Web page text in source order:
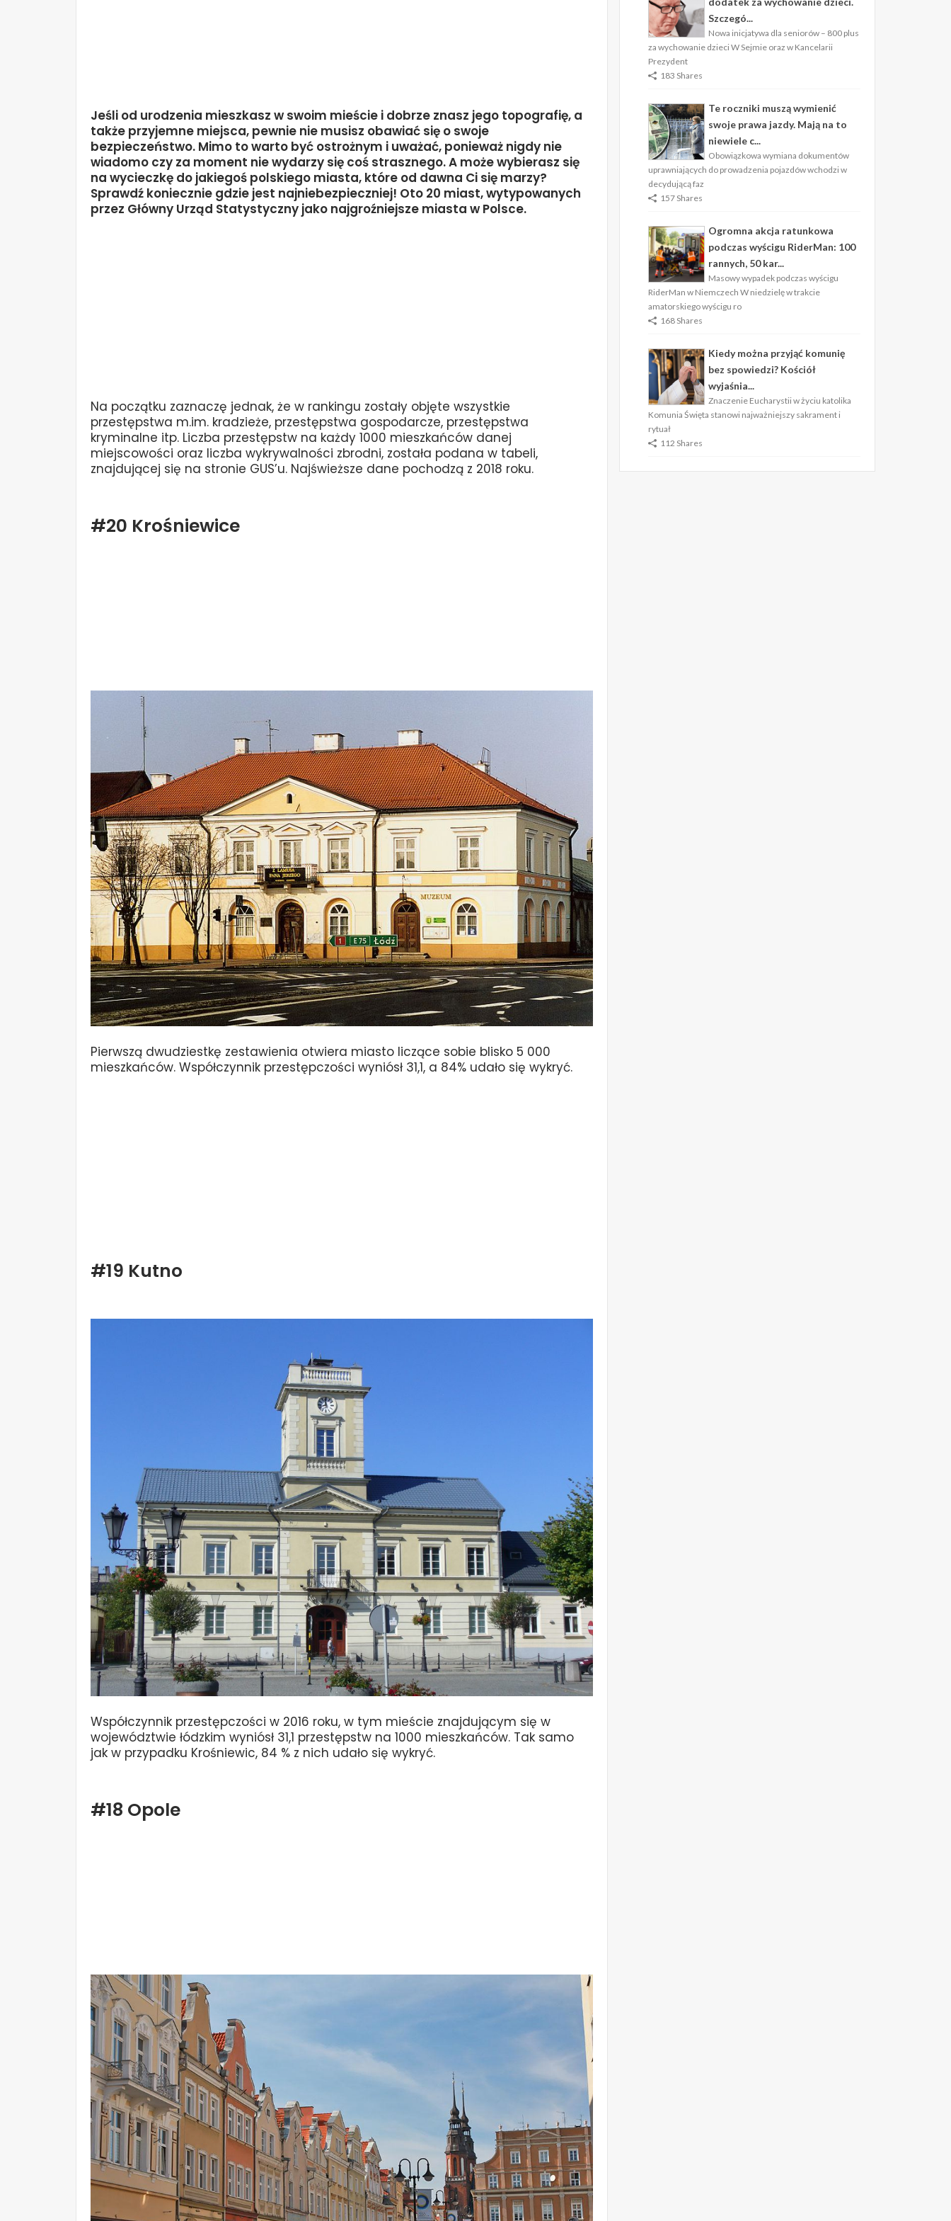
Jeśli od urodzenia mieszkasz w swoim mieście i dobrze znasz jego topografię, a
także przyjemne miejsca, pewnie nie musisz obawiać się o swoje
bezpieczeństwo. Mimo to warto być ostrożnym i uważać, ponieważ nigdy nie
wiadomo czy za moment nie wydarzy się coś strasznego. A może wybierasz się
na wycieczkę do jakiegoś polskiego miasta, które od dawna Ci się marzy?
Sprawdź koniecznie gdzie jest najniebezpieczniej! Oto 20 miast, wytypowanych
przez Główny Urząd Statystyczny jako najgroźniejsze miasta w Polsce.
Na początku zaznaczę jednak, że w rankingu zostały objęte wszystkie
przestępstwa m.im. kradzieże, przestępstwa gospodarcze, przestępstwa
kryminalne itp. Liczba przestępstw na każdy 1000 mieszkańców danej
miejscowości oraz liczba wykrywalności zbrodni, została podana w tabeli,
znajdującej się na stronie GUS’u. Najświeższe dane pochodzą z 2018 roku.
#20 Krośniewice
Pierwszą dwudziestkę zestawienia otwiera miasto liczące sobie blisko 5 000
mieszkańców. Współczynnik przestępczości wyniósł 31,1, a 84% udało się wykryć.
#19 Kutno
Współczynnik przestępczości w 2016 roku, w tym mieście znajdującym się w
województwie łódzkim wyniósł 31,1 przestępstw na 1000 mieszkańców. Tak samo
jak w przypadku Krośniewic, 84 % z nich udało się wykryć.
#18 Opole
Szczegó...
Nowa inicjatywa dla seniorów – 800 plus
za wychowanie dzieci W Sejmie oraz w Kancelarii
Prezydent
183 Shares
Te roczniki muszą wymienić
swoje prawa jazdy. Mają na to
niewiele c...
Obowiązkowa wymiana dokumentów
uprawniających do prowadzenia pojazdów wchodzi w
decydującą faz
157 Shares
Ogromna akcja ratunkowa
podczas wyścigu RiderMan: 100
rannych, 50 kar...
Masowy wypadek podczas wyścigu
RiderMan w Niemczech W niedzielę w trakcie
amatorskiego wyścigu ro
168 Shares
Kiedy można przyjąć komunię
bez spowiedzi? Kościół
wyjaśnia...
Znaczenie Eucharystii w życiu katolika
Komunia Święta stanowi najważniejszy sakrament i
rytuał
112 Shares